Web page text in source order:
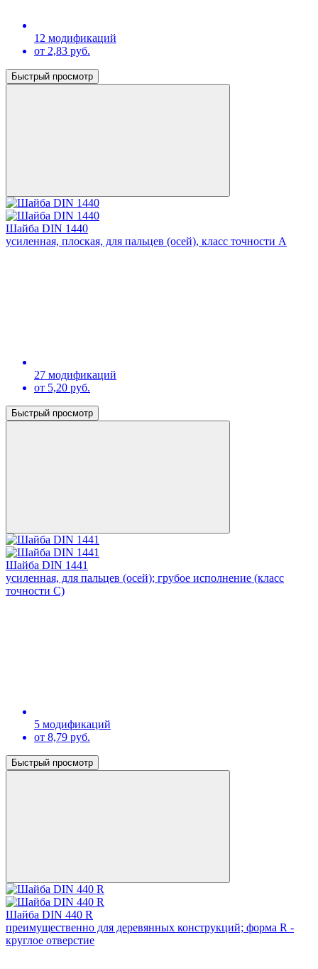
12 модификаций
от 2,83 руб.
Быстрый просмотр
Шайба DIN 1440
усиленная, плоская, для пальцев (осей), класс точности А
27 модификаций
от 5,20 руб.
Быстрый просмотр
Шайба DIN 1441
усиленная, для пальцев (осей); грубое исполнение (класс
точности С)
5 модификаций
от 8,79 руб.
Быстрый просмотр
Шайба DIN 440 R
преимущественно для деревянных конструкций; форма R -
круглое отверстие